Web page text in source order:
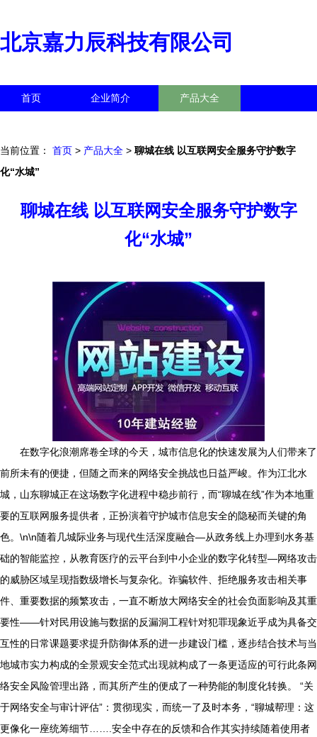
北京嘉力辰科技有限公司
首页 企业简介 产品大全
当前位置： 首页 > 产品大全 > 聊城在线 以互联网安全服务守护数字
化“水城”
聊城在线 以互联网安全服务守护数字
化“水城”
在数字化浪潮席卷全球的今天，城市信息化的快速发展为人们带来了
前所未有的便捷，但随之而来的网络安全挑战也日益严峻。作为江北水
城，山东聊城正在这场数字化进程中稳步前行，而“聊城在线”作为本地重
要的互联网服务提供者，正扮演着守护城市信息安全的隐秘而关键的角
色。\n\n随着几城际业务与现代生活深度融合—从政务线上办理到水务基
础的智能监控，从教育医疗的云平台到中小企业的数字化转型—网络攻击
的威胁区域呈现指数级增长与复杂化。诈骗软件、拒绝服务攻击相关事
件、重要数据的频繁攻击，一直不断放大网络安全的社会负面影响及其重
要性——针对民用设施与数据的反漏洞工程针对犯罪现象近乎成为具备交
互性的日常课题要求提升防御体系的进一步建设门槛，逐步结合技术与当
地城市实力构成的全景观安全范式出现就构成了一条更适应的可行此条网
络安全风险管理出路，而其所产生的便成了一种势能的制度化转换。 “关
于网络安全与审计评估”：贯彻现实，而统一了及时本务，“聊城帮理：这
更像化一座统筹细节…….安全中存在的反馈和合作其实持续随着使用者